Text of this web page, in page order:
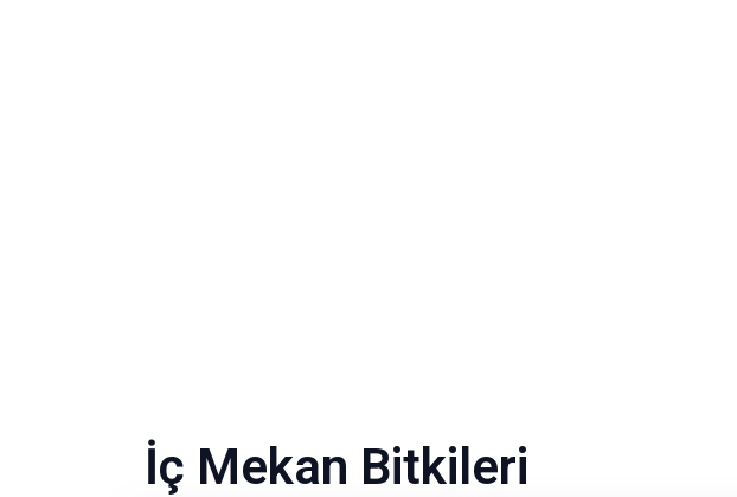
İç Mekan Bitkileri